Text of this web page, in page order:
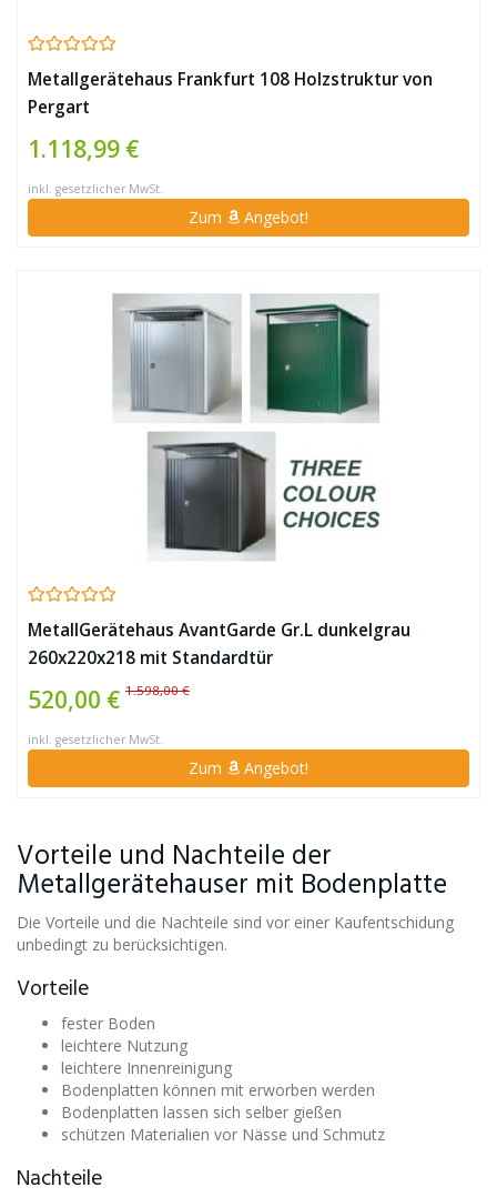
Metallgerätehaus Frankfurt 108 Holzstruktur von
Pergart
1.118,99 €
inkl. gesetzlicher MwSt.
Zum Angebot!
MetallGerätehaus AvantGarde Gr.L dunkelgrau
260x220x218 mit Standardtür
520,00 € 1.598,00 €
inkl. gesetzlicher MwSt.
Zum Angebot!
Vorteile und Nachteile der
Metallgerätehauser mit Bodenplatte
Die Vorteile und die Nachteile sind vor einer Kaufentschidung
unbedingt zu berücksichtigen.
Vorteile
fester Boden
leichtere Nutzung
leichtere Innenreinigung
Bodenplatten können mit erworben werden
Bodenplatten lassen sich selber gießen
schützen Materialien vor Nässe und Schmutz
Nachteile